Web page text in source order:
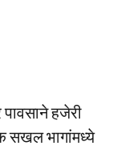
पावसाने हजेरी
सखल भागांमध्ये